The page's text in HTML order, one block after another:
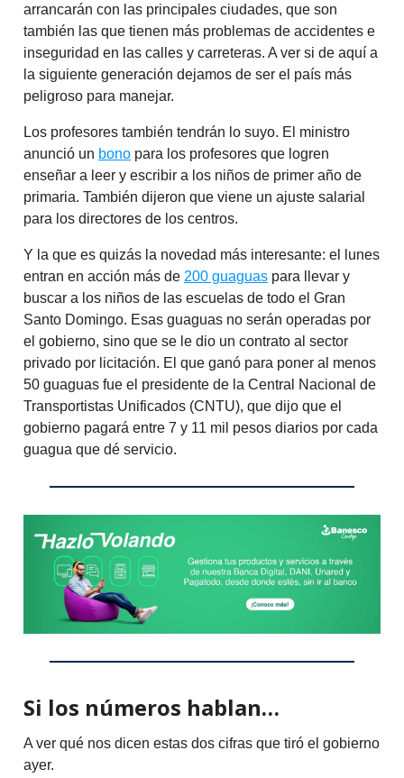
arrancarán con las principales ciudades, que son
también las que tienen más problemas de accidentes e
inseguridad en las calles y carreteras. A ver si de aquí a
la siguiente generación dejamos de ser el país más
peligroso para manejar.
Los profesores también tendrán lo suyo. El ministro
anunció un bono para los profesores que logren
enseñar a leer y escribir a los niños de primer año de
primaria. También dijeron que viene un ajuste salarial
para los directores de los centros.
Y la que es quizás la novedad más interesante: el lunes
entran en acción más de 200 guaguas para llevar y
buscar a los niños de las escuelas de todo el Gran
Santo Domingo. Esas guaguas no serán operadas por
el gobierno, sino que se le dio un contrato al sector
privado por licitación. El que ganó para poner al menos
50 guaguas fue el presidente de la Central Nacional de
Transportistas Unificados (CNTU), que dijo que el
gobierno pagará entre 7 y 11 mil pesos diarios por cada
guagua que dé servicio.
Si los números hablan…
A ver qué nos dicen estas dos cifras que tiró el gobierno
ayer.